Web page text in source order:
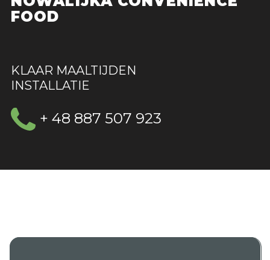
FOOD
KLAAR MAALTIJDEN
INSTALLATIE
+ 48 887 507 923